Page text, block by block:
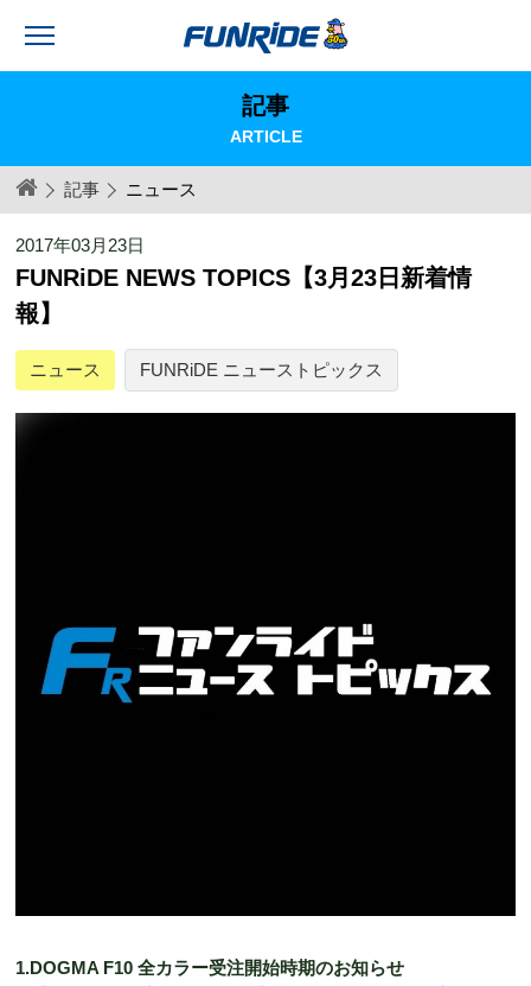
記事
ARTICLE
記事 ニュース
2017年03月23日
FUNRiDE NEWS TOPICS【3月23日新着情
報】
ニュース FUNRiDE ニューストピックス
1.DOGMA F10 全カラー受注開始時期のお知らせ